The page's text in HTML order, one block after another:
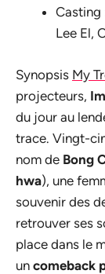
Casting
Lee El,
Synopsis My
projecteurs,
du jour au
trace. Vingt-
nom de Bong
hwa), une
souvenir des
retrouver ses
place dans le
un comeback